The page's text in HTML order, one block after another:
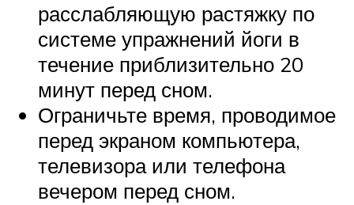
расслабляющую растяжку по
системе упражнений йоги в
течение приблизительно 20
минут перед сном.
Ограничьте время, проводимое
перед экраном компьютера,
телевизора или телефона
вечером перед сном.